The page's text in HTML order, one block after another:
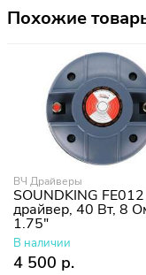
Похожие
ВЧ Драйверы
SOUNDKING
драйвер, 40 Вт, 8
1.75"
В наличии
4 500 р.